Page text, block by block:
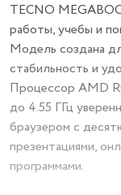
TECNO
работы, учебы и
Модель создана
стабильность и
Процессор AMD
до 4.55 ГГц
браузером с
презентациями,
программами.